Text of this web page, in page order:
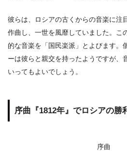
彼らは、ロシアの古くからの音楽に注
作曲し、一世を風靡していました。こ
的な音楽を「国民楽派」とよびます。
ーは彼らと親交を持ったようですが、
いってもよいでしょう。
序曲『1812年』でロシアの勝
序曲